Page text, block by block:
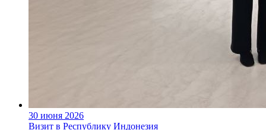
30 июня 2026
Визит в Республику Индонезия